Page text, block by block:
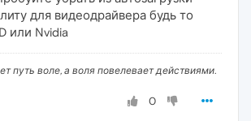
для видеодрайвера будь то
или Nvidia
путь воле, а воля повелевает действиями.
0